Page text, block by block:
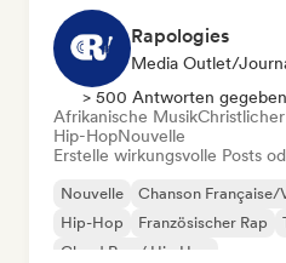
Rapologies
Media Outlet/
> 500 Antworten gegeben
Afrikanische Musik
Hip-HopNouvelle
Erstelle wirkungsvolle Posts
Nouvelle Chanson Française/
Hip-Hop
Französischer Rap
Cloud Rap / Hip Hop